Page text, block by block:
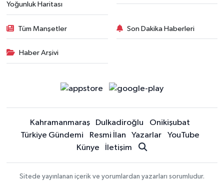
Yoğunluk Haritası
Tüm Manşetler Son Dakika Haberleri
Haber Arşivi
Kahramanmaraş Dulkadiroğlu
Onikişubat
Türkiye Gündemi
Resmi İlan Yazarlar
YouTube
Künye
İletişim
Sitede yayınlanan içerik ve yorumlardan yazarları sorumludur.